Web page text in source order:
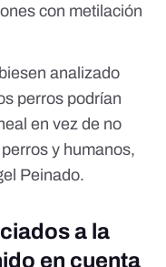
con metilación
analizado
perros podrían
en vez de no
y humanos,
Peinado.
a la
en cuenta